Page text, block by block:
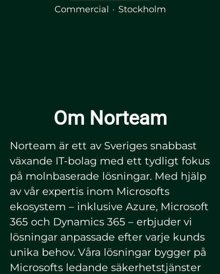
Commercial · Stockholm
Om Norteam
Norteam är ett av Sveriges snabbast
växande IT-bolag med ett tydligt fokus
på molnbaserade lösningar. Med hjälp
av vår expertis inom Microsofts
ekosystem – inklusive Azure, Microsoft
365 och Dynamics 365 – erbjuder vi
lösningar anpassade efter varje kunds
unika behov. Våra lösningar bygger på
Microsofts ledande säkerhetstjänster